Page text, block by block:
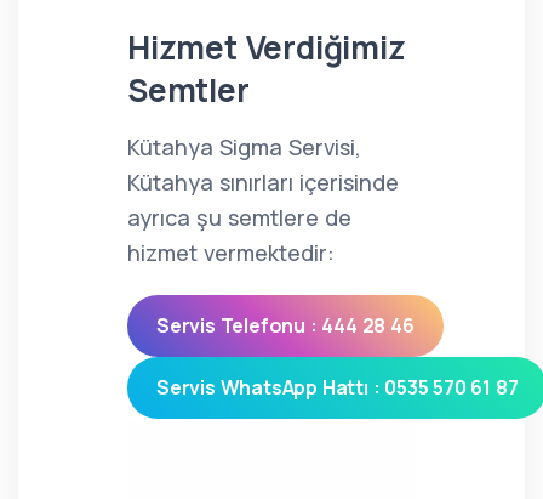
Hizmet Verdiğimiz
Semtler
Kütahya Sigma Servisi,
Kütahya sınırları içerisinde
ayrıca şu semtlere de
hizmet vermektedir:
Servis Telefonu : 444 28 46
Servis WhatsApp Hattı : 0535 570 61 87